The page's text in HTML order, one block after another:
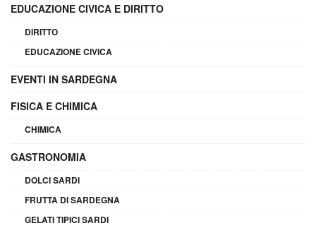
EDUCAZIONE CIVICA E DIRITTO
DIRITTO
EDUCAZIONE CIVICA
EVENTI IN SARDEGNA
FISICA E CHIMICA
CHIMICA
GASTRONOMIA
DOLCI SARDI
FRUTTA DI SARDEGNA
GELATI TIPICI SARDI